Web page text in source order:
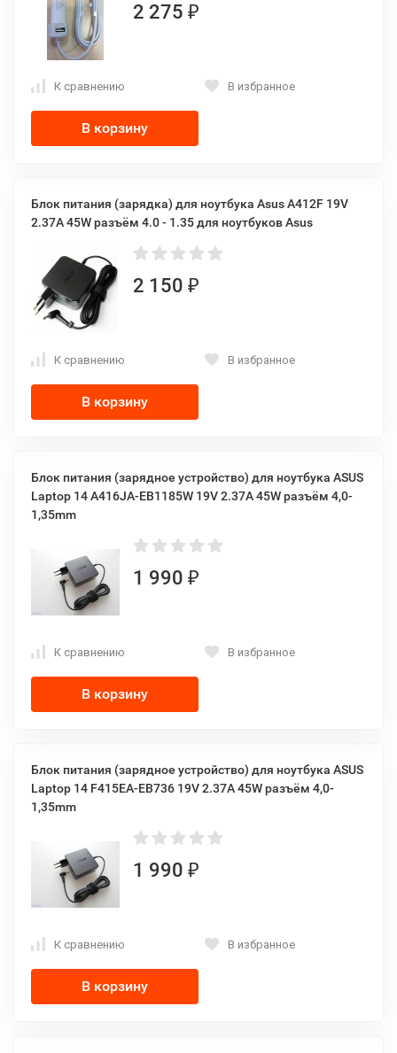
2 275 ₽
К сравнению В избранное
В корзину
Блок питания (зарядка) для ноутбука Asus A412F 19V
2.37A 45W разъём 4.0 - 1.35 для ноутбуков Asus
2 150 ₽
К сравнению В избранное
В корзину
Блок питания (зарядное устройство) для ноутбука ASUS
Laptop 14 A416JA-EB1185W 19V 2.37A 45W разъём 4,0-
1,35mm
1 990 ₽
К сравнению В избранное
В корзину
Блок питания (зарядное устройство) для ноутбука ASUS
Laptop 14 F415EA-EB736 19V 2.37A 45W разъём 4,0-
1,35mm
1 990 ₽
К сравнению В избранное
В корзину